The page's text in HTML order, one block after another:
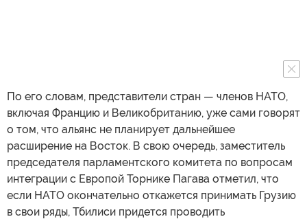
По его словам, представители стран — членов НАТО,
включая Францию и Великобританию, уже сами говорят
о том, что альянс не планирует дальнейшее
расширение на Восток. В свою очередь, заместитель
председателя парламентского комитета по вопросам
интеграции с Европой Торнике Пагава отметил, что
если НАТО окончательно откажется принимать Грузию
в свои ряды, Тбилиси придется проводить